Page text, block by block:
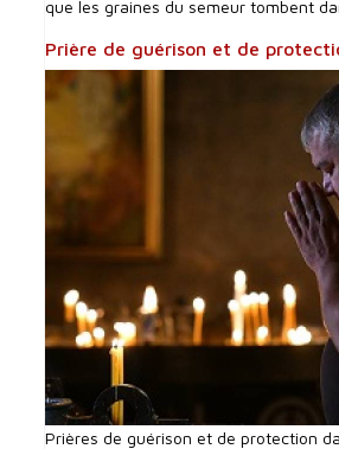
que les graines du semeur tombent
Prière de guérison et de
Prières de guérison et de protection